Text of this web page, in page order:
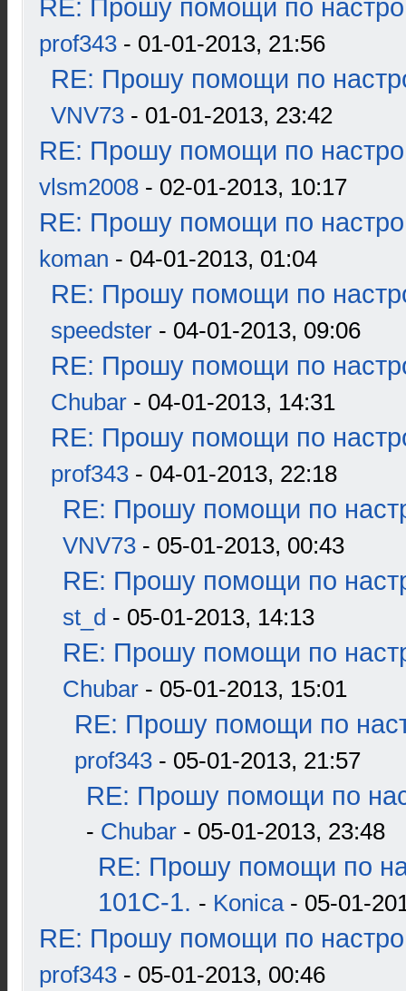
RE: Прошу помощи по
prof343 - 01-01-2013, 21:56
RE: Прошу помощи по
VNV73 - 01-01-2013, 23:42
RE: Прошу помощи по
vlsm2008 - 02-01-2013, 10:17
RE: Прошу помощи по
koman - 04-01-2013, 01:04
RE: Прошу помощи по
speedster - 04-01-2013, 09:06
RE: Прошу помощи по
Chubar - 04-01-2013, 14:31
RE: Прошу помощи по
prof343 - 04-01-2013, 22:18
RE: Прошу помощи по
VNV73 - 05-01-2013, 00:43
RE: Прошу помощи по
st_d - 05-01-2013, 14:13
RE: Прошу помощи по
Chubar - 05-01-2013, 15:01
RE: Прошу помощи по
prof343 - 05-01-2013, 21:57
RE: Прошу помощи по
- Chubar - 05-01-2013, 23:48
RE: Прошу помощи по
101С-1. - Konica- 05-01-
RE: Прошу помощи по
prof343 - 05-01-2013, 00:46